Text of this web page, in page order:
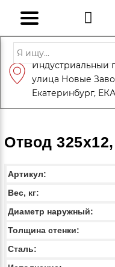
+7
Адрес: Санкт-
Индустриальный
улица Новые
Екатеринбург,
Отвод
Артикул:
Вес, кг:
Диаметр наружный:
Толщина стенки:
Сталь: